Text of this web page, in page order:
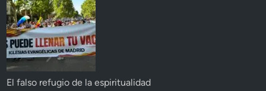
El falso refugio de la espiritualidad